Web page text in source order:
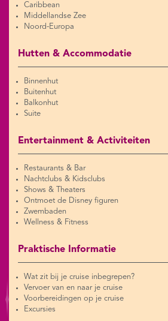
Caribbean
Middellandse Zee
Noord-Europa
Hutten & Accommodatie
Binnenhut
Buitenhut
Balkonhut
Suite
Entertainment & Activiteiten
Restaurants & Bar
Nachtclubs & Kidsclubs
Shows & Theaters
Ontmoet de Disney figuren
Zwembaden
Wellness & Fitness
Praktische Informatie
Wat zit bij je cruise inbegrepen?
Vervoer van en naar je cruise
Voorbereidingen op je cruise
Excursies